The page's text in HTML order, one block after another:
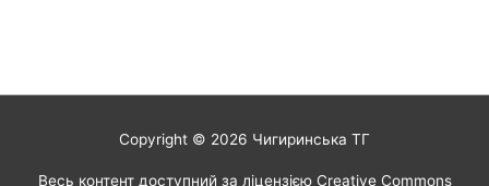
Copyright © 2026 Чигиринська ТГ
Весь контент доступний за ліцензією Creative Commons